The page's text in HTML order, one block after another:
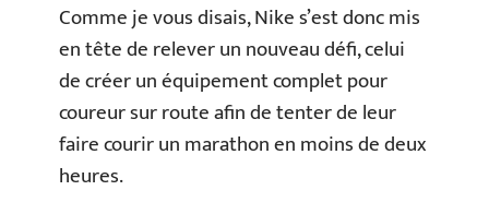
Comme je vous disais, Nike s’est donc mis
en tête de relever un nouveau défi, celui
de créer un équipement complet pour
coureur sur route afin de tenter de leur
faire courir un marathon en moins de deux
heures.